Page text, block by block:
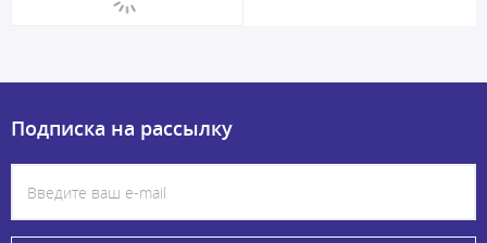
Подписка на рассылку